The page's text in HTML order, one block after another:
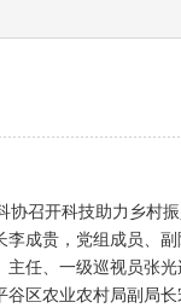
协召开科技助力乡村
李成贵，党组成员、
主任、一级巡视员张
谷区农业农村局副局